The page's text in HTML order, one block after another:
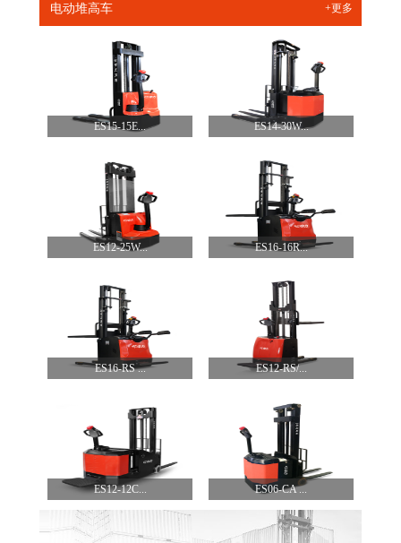
电动堆高车 +更多
ES15-15E... ES14-30W...
ES12-25W... ES16-16R...
ES16-RS ... ES12-RS/...
ES12-12C... ES06-CA ...